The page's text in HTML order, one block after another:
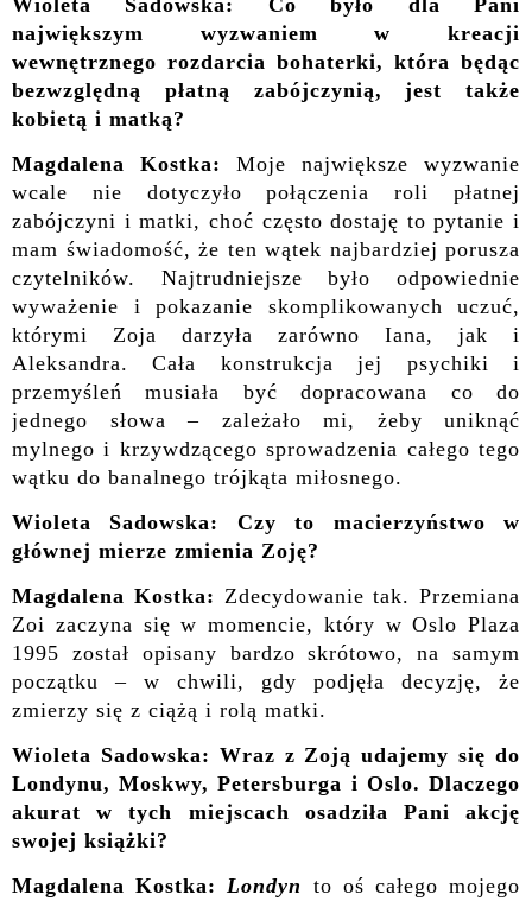
Wioleta Sadowska: Co było dla Pani
największym wyzwaniem w kreacji
wewnętrznego rozdarcia bohaterki, która będąc
bezwzględną płatną zabójczynią, jest także
kobietą i matką?
Magdalena Kostka: Moje największe wyzwanie
wcale nie dotyczyło połączenia roli płatnej
zabójczyni i matki, choć często dostaję to pytanie i
mam świadomość, że ten wątek najbardziej porusza
czytelników. Najtrudniejsze było odpowiednie
wyważenie i pokazanie skomplikowanych uczuć,
którymi Zoja darzyła zarówno Iana, jak i
Aleksandra. Cała konstrukcja jej psychiki i
przemyśleń musiała być dopracowana co do
jednego słowa – zależało mi, żeby uniknąć
mylnego i krzywdzącego sprowadzenia całego tego
wątku do banalnego trójkąta miłosnego.
Wioleta Sadowska: Czy to macierzyństwo w
głównej mierze zmienia Zoję?
Magdalena Kostka: Zdecydowanie tak. Przemiana
Zoi zaczyna się w momencie, który w Oslo Plaza
1995 został opisany bardzo skrótowo, na samym
początku – w chwili, gdy podjęła decyzję, że
zmierzy się z ciążą i rolą matki.
Wioleta Sadowska: Wraz z Zoją udajemy się do
Londynu, Moskwy, Petersburga i Oslo. Dlaczego
akurat w tych miejscach osadziła Pani akcję
swojej książki?
Magdalena Kostka:Londyn to oś całego mojego